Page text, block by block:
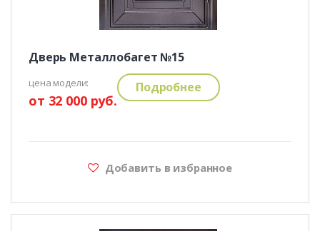
Дверь Металлобагет №15
цена модели:
от 32 000 руб.
Подробнее
Добавить в избранное